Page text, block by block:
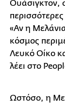
Ουάσιγκτον,
«Αν η
κόσμος
Λευκό Οίκο
λέει στο
Ωστόσο, η